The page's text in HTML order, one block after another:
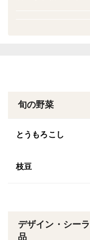
ことが、まだまだ少
少量を少しずつ育て
山は？！』 『【岡
を治めていたら』
旬の野菜
とうもろこし
枝豆
デザイン・シー
品